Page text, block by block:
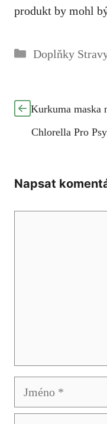
produkt by mohl
Rubriky
Doplňky
Kurkuma maska
Chlorella Pro
Napsat
Jméno